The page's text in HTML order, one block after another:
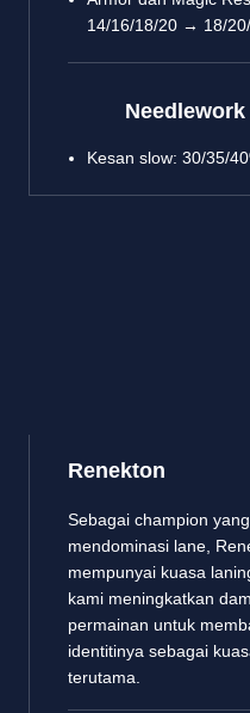
14/16/18/20 → 18/
Needlework
Kesan slow: 30/35/
Renekton
Sebagai champion
mendominasi lane,
mempunyai kuasa
kami meningkatkan
permainan untuk
identitinya sebagai
terutama.